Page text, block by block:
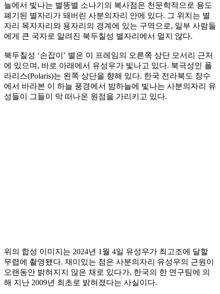
늘에서 빛나는 별똥별 소나기의 복사점은 천문학적으로 용도
폐기된 별자리가 돼버린 사분의자리 안에 있다. 그 위치는 별
자리 목자자리와 용자리의 경계에 있는 구역으로, 일부 사람들
에게 큰 국자로 알려진 북두칠성 별자리에서 멀지 않다.
북두칠성 ‘손잡이’ 별은 이 프레임의 오른쪽 상단 모서리 근처
에 있으며, 바로 아래에서 유성우가 빛나고 있다. 북극성인 폴
라리스(Polaris)는 왼쪽 상단을 향해 있다. 한국 전라북도 장수
에서 바라본 이 하늘 풍경에서 밤하늘에 빛나는 사분의자리 유
성들이 그들이 막 떠나온 원점을 가리키고 있다.
위의 합성 이미지는 2024년 1월 4일 유성우가 최고조에 달할
무렵에 촬영됐다. 재미있는 점은 사분의자리 유성우의 근원이
오랜동안 밝혀지지 않은 채로 있다가, 한국의 한 연구팀에 의
해 지난 2009년 최초로 밝혀졌다는 사실이다.